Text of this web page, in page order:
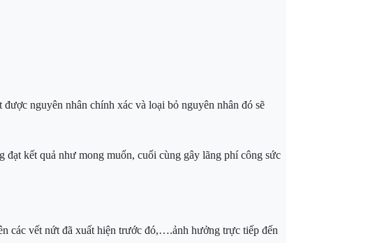
nguyên nhân chính xác và loại bỏ nguyên nhân đó sẽ
kết quả như mong muốn, cuối cùng gây lãng phí công sức
các vết nứt đã xuất hiện trước đó,….ảnh hưởng trực tiếp đến